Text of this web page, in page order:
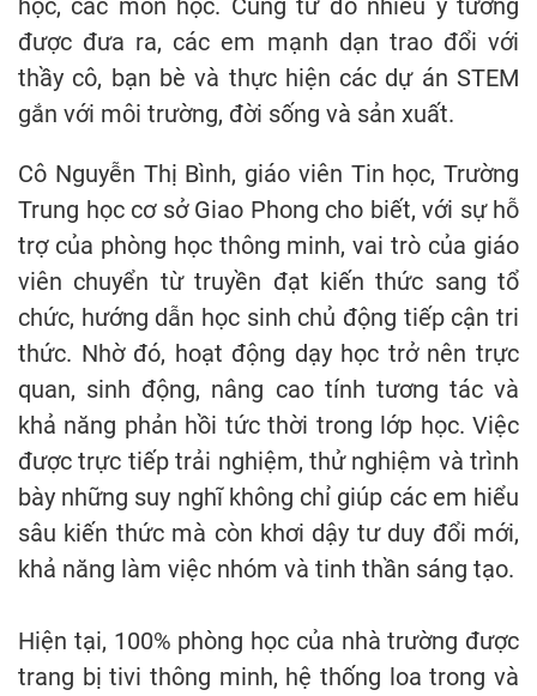
được đưa ra, các em mạnh dạn trao đổi với
thầy cô, bạn bè và thực hiện các dự án STEM
gắn với môi trường, đời sống và sản xuất.
Cô Nguyễn Thị Bình, giáo viên Tin học, Trường
Trung học cơ sở Giao Phong cho biết, với sự hỗ
trợ của phòng học thông minh, vai trò của giáo
viên chuyển từ truyền đạt kiến thức sang tổ
chức, hướng dẫn học sinh chủ động tiếp cận tri
thức. Nhờ đó, hoạt động dạy học trở nên trực
quan, sinh động, nâng cao tính tương tác và
khả năng phản hồi tức thời trong lớp học. Việc
được trực tiếp trải nghiệm, thử nghiệm và trình
bày những suy nghĩ không chỉ giúp các em hiểu
sâu kiến thức mà còn khơi dậy tư duy đổi mới,
khả năng làm việc nhóm và tinh thần sáng tạo.
Hiện tại, 100% phòng học của nhà trường được
trang bị tivi thông minh, hệ thống loa trong và